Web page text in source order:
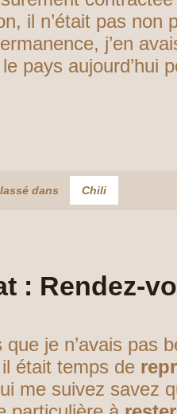
il n’était pas non
j’en
pays aujourd’hui
dans Chili
: Rendez-
je n’avais pas
était temps de
me suivez savez